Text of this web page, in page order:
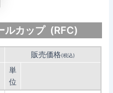
ルカップ (RFC)
販売価格(税込)
単
位